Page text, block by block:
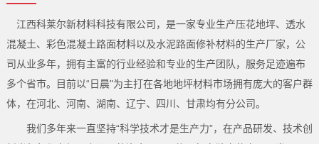
江西科莱尔新材料科技有限公司，是一家专业生产压花地坪、透水
混凝土、彩色混凝土路面材料以及水泥路面修补材料的生产厂家，公
司从业多年，拥有主富的行业经验和专业的生产团队，服务足迹遍布
多个省市。目前以“日晨"为主打在各地地坪材料市场拥有庞大的客户群
体，在河北、河南、湖南、辽宁、四川、甘肃均有分公司。
我们多年来一直坚持“科学技术才是生产力”，在产品研发、技术创